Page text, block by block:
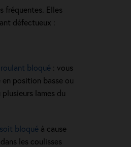
fréquentes. Elles
défectueux :
bloqué : vous
position basse ou
lames du
bloqué à cause
les coulisses